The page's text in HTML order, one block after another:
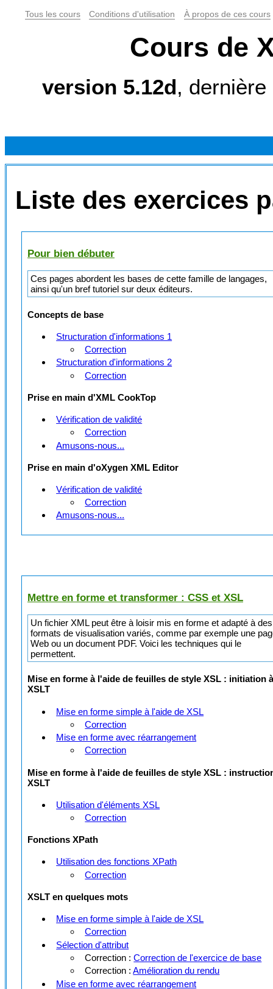
Tous les cours Conditions d'utilisation À propos de ces cours
Cours de
version 5.12d,
Liste des exercices
Pour bien débuter
Ces pages abordent les bases de cette famille de langages,
ainsi qu'un bref tutoriel sur deux éditeurs.
Concepts de base
Structuration d'informations 1
Correction
Structuration d'informations 2
Correction
Prise en main d'XML CookTop
Vérification de validité
Correction
Amusons-nous...
Prise en main d'oXygen XML Editor
Vérification de validité
Correction
Amusons-nous...
Mettre en forme et transformer : CSS et XSL
Un fichier XML peut être à loisir mis en forme et adapté à des
formats de visualisation variés, comme par exemple une
Web ou un document PDF. Voici les techniques qui le
permettent.
Mise en forme à l'aide de feuilles de style XSL : initiation à
XSLT
Mise en forme simple à l'aide de XSL
Correction
Mise en forme avec réarrangement
Correction
Mise en forme à l'aide de feuilles de style XSL :
XSLT
Utilisation d'éléments XSL
Correction
Fonctions XPath
Utilisation des fonctions XPath
Correction
XSLT en quelques mots
Mise en forme simple à l'aide de XSL
Correction
Sélection d'attribut
Correction :Correction de l'exercice de base
Correction :Amélioration du rendu
Mise en forme avec réarrangement